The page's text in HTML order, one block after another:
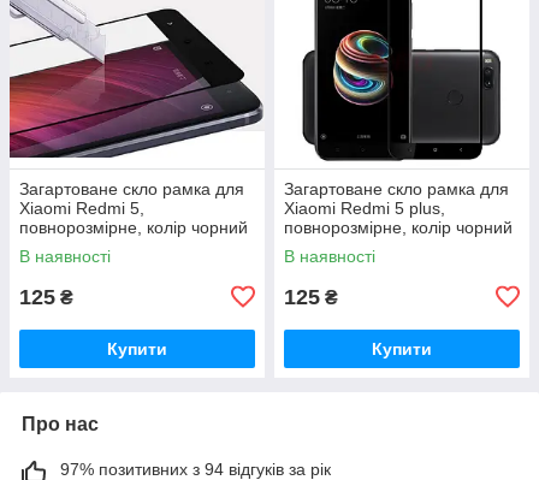
Загартоване скло рамка для
Xiaomi Redmi 5,
повнорозмірне, колір чорний
В наявності
125 ₴
Купити
Загартоване скло рамка для
Xiaomi Redmi 5 plus,
повнорозмірне, колір чорний
В наявності
125 ₴
Купити
Про нас
97% позитивних з 94 відгуків за рік